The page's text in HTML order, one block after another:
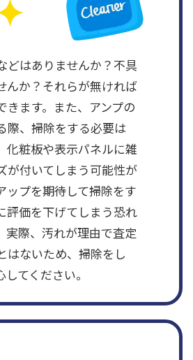
どはありませんか？不具
んか？それらが無ければ
きます。また、アンプの
際、掃除をする必要は
化粧板や表示パネルに雑
が付いてしまう可能性が
ップを期待して掃除をす
評価を下げてしまう恐れ
実際、汚れが理由で査定
はないため、掃除をし
てください。